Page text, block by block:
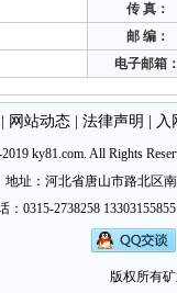
传 真：
邮 编：
电子邮箱
网站动态| 法律声明 入
ky81.com. All Rights
地址：河北省唐山市路北区
：0315-2738258
版权所有